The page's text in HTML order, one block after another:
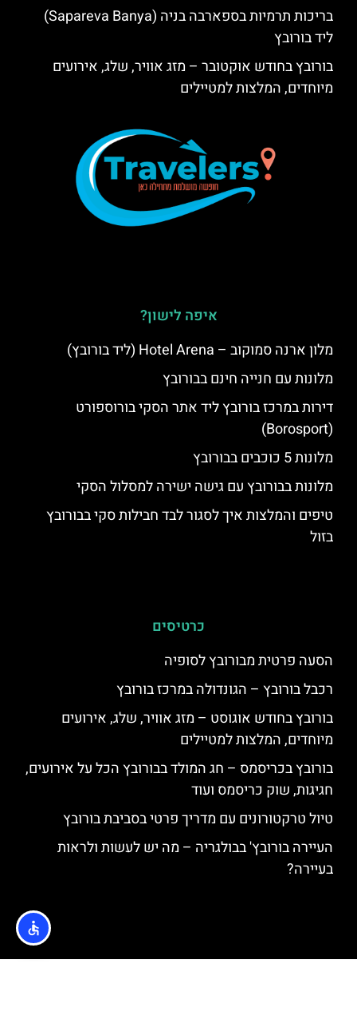
בריכות תרמיות בספארבה בניה (Sapareva Banya)
ליד בורובץ
בורובץ בחודש אוקטובר – מזג אוויר, שלג, אירועים
מיוחדים, המלצות למטיילים
איפה לישון?
מלון ארנה סמוקוב – Hotel Arena (ליד בורובץ)
מלונות עם חנייה חינם בבורובץ
דירות במרכז בורובץ ליד אתר הסקי בורוספורט
(Borosport)
מלונות 5 כוכבים בבורובץ
מלונות בבורובץ עם גישה ישירה למסלול הסקי
טיפים והמלצות איך לסגור לבד חבילות סקי בבורובץ
בזול
כרטיסים
הסעה פרטית מבורובץ לסופיה
רכבל בורובץ – הגונדולה במרכז בורובץ
בורובץ בחודש אוגוסט – מזג אוויר, שלג, אירועים
מיוחדים, המלצות למטיילים
בורובץ בכריסמס – חג המולד בבורובץ הכל על אירועים,
חגיגות, שוק כריסמס ועוד
טיול טרקטורונים עם מדריך פרטי בסביבת בורובץ
העיירה בורובץ' בבולגריה – מה יש לעשות ולראות
בעיירה?